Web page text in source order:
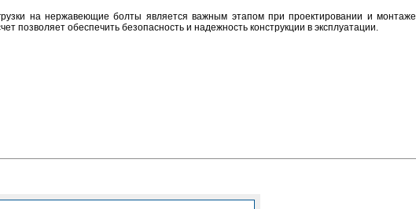
на нержавеющие болты является важным этапом при проектировании и монтаже
позволяет обеспечить безопасность и надежность конструкции в эксплуатации.